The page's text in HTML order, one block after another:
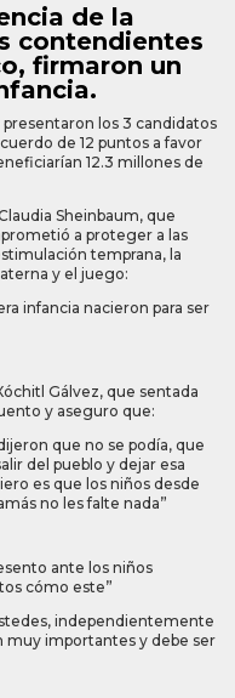
de la
contendientes
firmaron un
los 3 candidatos
de 12 puntos a favor
12.3 millones de
Sheinbaum, que
a proteger a las
temprana, la
y el juego:
infancia nacieron para ser
Gálvez, que sentada
y aseguro que:
que no se podía, que
del pueblo y dejar esa
es que los niños desde
no les falte nada”
ante los niños
cómo este”
independientemente
muy importantes y debe ser